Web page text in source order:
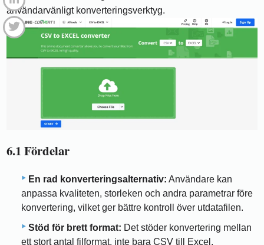
användarvänligt konverteringsverktyg.
6.1 Fördelar
En rad konverteringsalternativ: Användare kan
anpassa kvaliteten, storleken och andra parametrar före
konvertering, vilket ger bättre kontroll över utdatafilen.
Stöd för brett format: Det stöder konvertering mellan
ett stort antal filformat, inte bara CSV till Excel.